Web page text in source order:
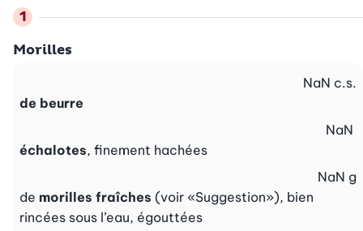
Morilles
de beurre
NaN c.s.
échalotes, finement hachées
NaN
de morilles fraîches (voir «Suggestion»), bien
rincées sous l’eau, égouttées
NaN g